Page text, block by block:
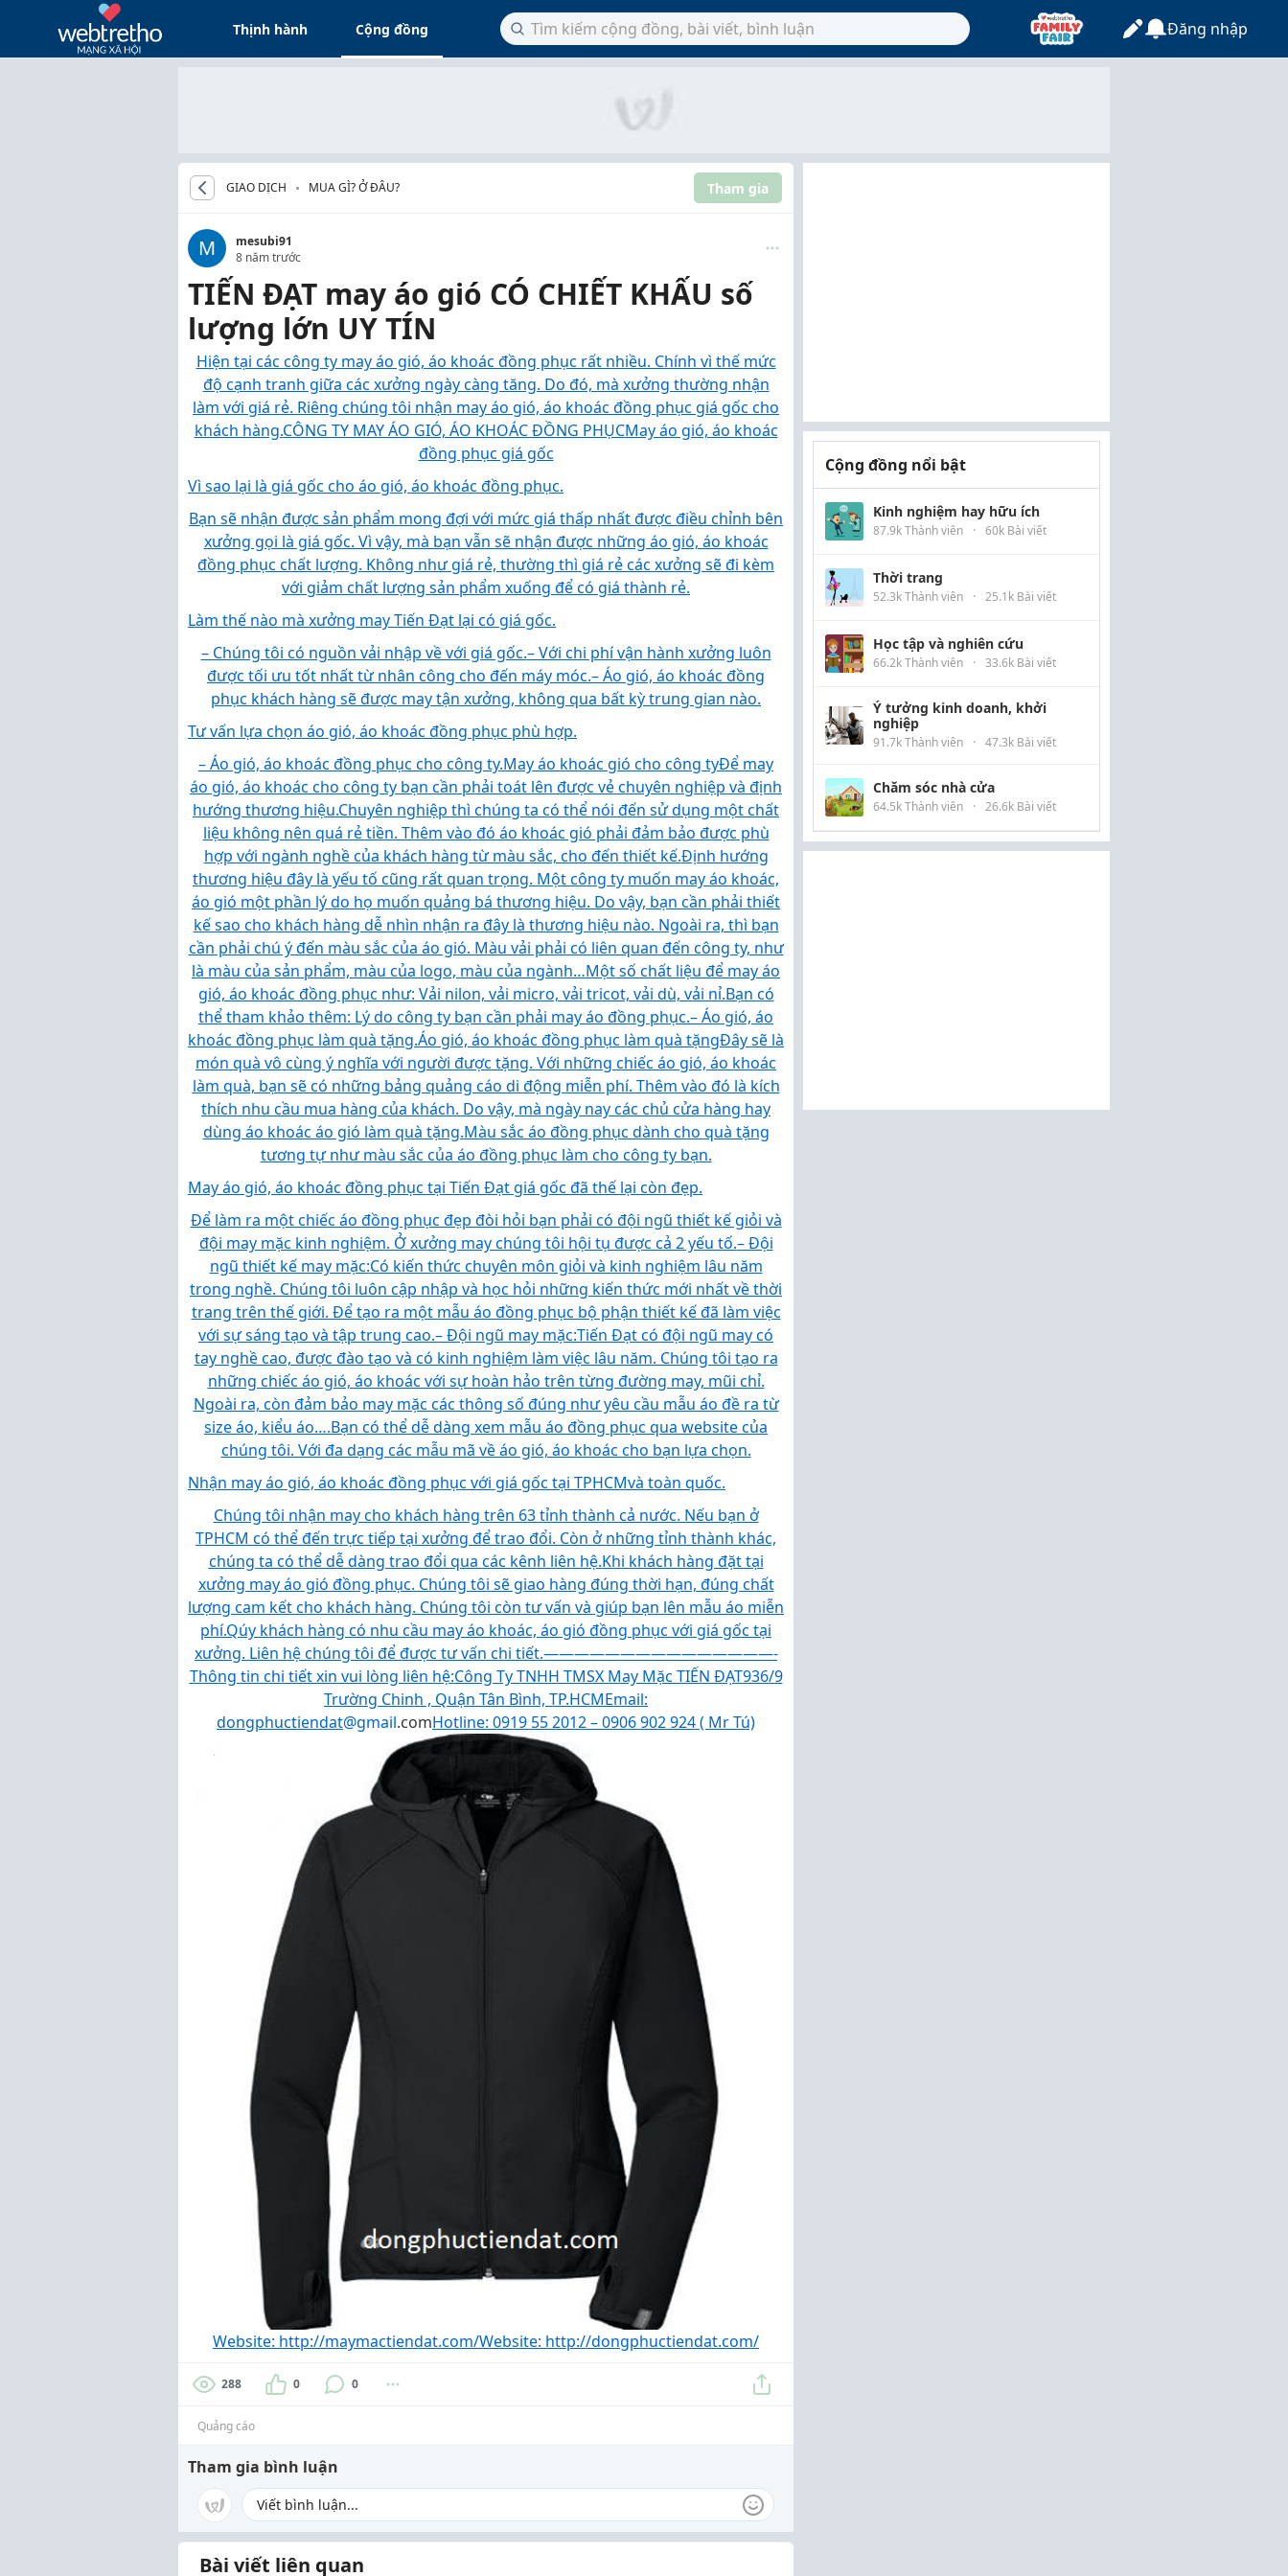
Thịnh hành Cộng đồng Đăng nhập
GIAO DỊCH MUA GÌ? Ở ĐÂU? Tham gia
M
mesubi91
8 năm trước
TIẾN ĐẠT may áo gió CÓ CHIẾT KHẤU số
lượng lớn UY TÍN
Hiện tại các công ty may áo gió, áo khoác đồng phục rất nhiều. Chính vì thế mức
độ cạnh tranh giữa các xưởng ngày càng tăng. Do đó, mà xưởng thường nhận
làm với giá rẻ. Riêng chúng tôi nhận may áo gió, áo khoác đồng phục giá gốc cho
khách hàng.CÔNG TY MAY ÁO GIÓ, ÁO KHOÁC ĐỒNG PHỤCMay áo gió, áo khoác
đồng phục giá gốc
Vì sao lại là giá gốc cho áo gió, áo khoác đồng phục.
Bạn sẽ nhận được sản phẩm mong đợi với mức giá thấp nhất được điều chỉnh bên
xưởng gọi là giá gốc. Vì vậy, mà bạn vẫn sẽ nhận được những áo gió, áo khoác
đồng phục chất lượng. Không như giá rẻ, thường thì giá rẻ các xưởng sẽ đi kèm
với giảm chất lượng sản phẩm xuống để có giá thành rẻ.
Làm thế nào mà xưởng may Tiến Đạt lại có giá gốc.
– Chúng tôi có nguồn vải nhập về với giá gốc.– Với chi phí vận hành xưởng luôn
được tối ưu tốt nhất từ nhân công cho đến máy móc.– Áo gió, áo khoác đồng
phục khách hàng sẽ được may tận xưởng, không qua bất kỳ trung gian nào.
Tư vấn lựa chọn áo gió, áo khoác đồng phục phù hợp.
– Áo gió, áo khoác đồng phục cho công ty.May áo khoác gió cho công tyĐể may
áo gió, áo khoác cho công ty bạn cần phải toát lên được vẻ chuyên nghiệp và định
hướng thương hiệu.Chuyên nghiệp thì chúng ta có thể nói đến sử dụng một chất
liệu không nên quá rẻ tiền. Thêm vào đó áo khoác gió phải đảm bảo được phù
hợp với ngành nghề của khách hàng từ màu sắc, cho đến thiết kế.Định hướng
thương hiệu đây là yếu tố cũng rất quan trọng. Một công ty muốn may áo khoác,
áo gió một phần lý do họ muốn quảng bá thương hiệu. Do vậy, bạn cần phải thiết
kế sao cho khách hàng dễ nhìn nhận ra đây là thương hiệu nào. Ngoài ra, thì bạn
cần phải chú ý đến màu sắc của áo gió. Màu vải phải có liên quan đến công ty, như
là màu của sản phẩm, màu của logo, màu của ngành…Một số chất liệu để may áo
gió, áo khoác đồng phục như: Vải nilon, vải micro, vải tricot, vải dù, vải nỉ.Bạn có
thể tham khảo thêm: Lý do công ty bạn cần phải may áo đồng phục.– Áo gió, áo
khoác đồng phục làm quà tặng.Áo gió, áo khoác đồng phục làm quà tặngĐây sẽ là
món quà vô cùng ý nghĩa với người được tặng. Với những chiếc áo gió, áo khoác
làm quà, bạn sẽ có những bảng quảng cáo di động miễn phí. Thêm vào đó là kích
thích nhu cầu mua hàng của khách. Do vậy, mà ngày nay các chủ cửa hàng hay
dùng áo khoác áo gió làm quà tặng.Màu sắc áo đồng phục dành cho quà tặng
tương tự như màu sắc của áo đồng phục làm cho công ty bạn.
May áo gió, áo khoác đồng phục tại Tiến Đạt giá gốc đã thế lại còn đẹp.
Để làm ra một chiếc áo đồng phục đẹp đòi hỏi bạn phải có đội ngũ thiết kế giỏi và
đội may mặc kinh nghiệm. Ở xưởng may chúng tôi hội tụ được cả 2 yếu tố.– Đội
ngũ thiết kế may mặc:Có kiến thức chuyên môn giỏi và kinh nghiệm lâu năm
trong nghề. Chúng tôi luôn cập nhập và học hỏi những kiến thức mới nhất về thời
trang trên thế giới. Để tạo ra một mẫu áo đồng phục bộ phận thiết kế đã làm việc
với sự sáng tạo và tập trung cao.– Đội ngũ may mặc:Tiến Đạt có đội ngũ may có
tay nghề cao, được đào tạo và có kinh nghiệm làm việc lâu năm. Chúng tôi tạo ra
những chiếc áo gió, áo khoác với sự hoàn hảo trên từng đường may, mũi chỉ.
Ngoài ra, còn đảm bảo may mặc các thông số đúng như yêu cầu mẫu áo đề ra từ
size áo, kiểu áo….Bạn có thể dễ dàng xem mẫu áo đồng phục qua website của
chúng tôi. Với đa dạng các mẫu mã về áo gió, áo khoác cho bạn lựa chọn.
Nhận may áo gió, áo khoác đồng phục với giá gốc tại TPHCMvà toàn quốc.
Chúng tôi nhận may cho khách hàng trên 63 tỉnh thành cả nước. Nếu bạn ở
TPHCM có thể đến trực tiếp tại xưởng để trao đổi. Còn ở những tỉnh thành khác,
chúng ta có thể dễ dàng trao đổi qua các kênh liên hệ.Khi khách hàng đặt tại
xưởng may áo gió đồng phục. Chúng tôi sẽ giao hàng đúng thời hạn, đúng chất
lượng cam kết cho khách hàng. Chúng tôi còn tư vấn và giúp bạn lên mẫu áo miễn
phí.Qúy khách hàng có nhu cầu may áo khoác, áo gió đồng phục với giá gốc tại
xưởng. Liên hệ chúng tôi để được tư vấn chi tiết.———————————————-
Thông tin chi tiết xin vui lòng liên hệ:Công Ty TNHH TMSX May Mặc TIẾN ĐẠT936/9
Trường Chinh , Quận Tân Bình, TP.HCMEmail:
dongphuctiendat@gmail.comHotline: 0919 55 2012 – 0906 902 924 ( Mr Tú)
Website: http://maymactiendat.com/Website: http://dongphuctiendat.com/
288 0 0
Quảng cáo
Tham gia bình luận
Bài viết liên quan
Cộng đồng nổi bật
Kinh nghiệm hay hữu ích
87.9k Thành viên · 60k Bài viết
Thời trang
52.3k Thành viên · 25.1k Bài viết
Học tập và nghiên cứu
66.2k Thành viên · 33.6k Bài viết
Ý tưởng kinh doanh, khởi
nghiệp
91.7k Thành viên · 47.3k Bài viết
Chăm sóc nhà cửa
64.5k Thành viên · 26.6k Bài viết